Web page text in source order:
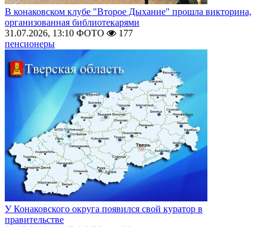
В конаковском клубе "Второе Дыхание" прошла викторина,
организованная библиотекарями
31.07.2026, 13:10 ФОТО
177
пенсионеры
У Конаковского округа появился свой куратор в
правительстве